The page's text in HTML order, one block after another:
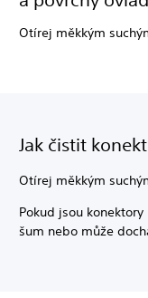
Otírej měkkým
Jak čistit
Otírej měkkým
Pokud jsou
šum nebo může